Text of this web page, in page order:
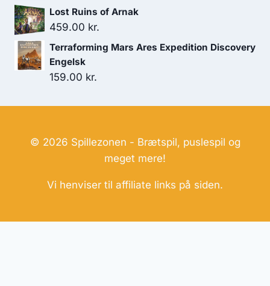
Lost Ruins of Arnak
459.00 kr.
Terraforming Mars Ares Expedition Discovery
Engelsk
159.00 kr.
© 2026 Spillezonen - Brætspil, puslespil og
meget mere!
Vi henviser til affiliate links på siden.